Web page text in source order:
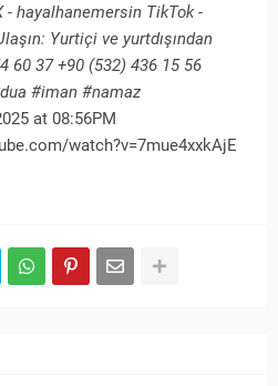
- hayalhanemersin TikTok -
Yurtiçi ve yurtdışından
60 37 +90 (532) 436 15 56
#iman #namaz
at 08:56PM
watch?v=7mue4xxkAjE